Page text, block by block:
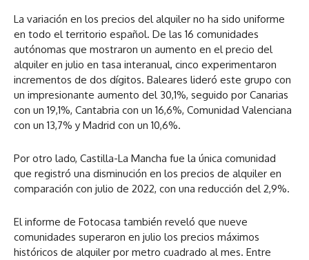
La variación en los precios del alquiler no ha sido uniforme
en todo el territorio español. De las 16 comunidades
autónomas que mostraron un aumento en el precio del
alquiler en julio en tasa interanual, cinco experimentaron
incrementos de dos dígitos. Baleares lideró este grupo con
un impresionante aumento del 30,1%, seguido por Canarias
con un 19,1%, Cantabria con un 16,6%, Comunidad Valenciana
con un 13,7% y Madrid con un 10,6%.
Por otro lado, Castilla-La Mancha fue la única comunidad
que registró una disminución en los precios de alquiler en
comparación con julio de 2022, con una reducción del 2,9%.
El informe de Fotocasa también reveló que nueve
comunidades superaron en julio los precios máximos
históricos de alquiler por metro cuadrado al mes. Entre